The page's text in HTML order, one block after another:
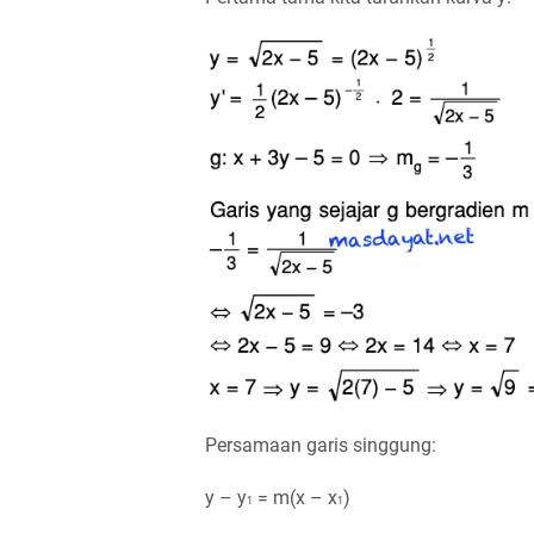
Persamaan garis singgung:
y – y1 = m(x – x1 )